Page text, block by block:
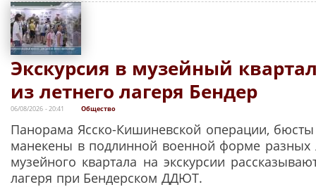
Экскурсия в музейный
из летнего лагеря Бендер
06/08/2026 - 20:41 Общество
Панорама Ясско-Кишиневской операции,
манекены в подлинной военной форме разных
музейного квартала на экскурсии
лагеря при Бендерском ДДЮТ.